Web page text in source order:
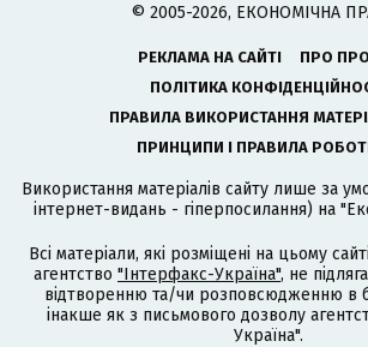
© 2005-2026, ЕКОНОМІЧНА
РЕКЛАМА НА САЙТІ
ПРО
ПОЛІТИКА
ПРАВИЛА ВИКОРИСТАННЯ
ПРИНЦИПИ І ПРАВИЛА
Використання матеріалів сайту лише за
інтернет-видань - гіперпосилання) на
Всі матеріали, які розміщені на цьому
агентство "Інтерфакс-Україна", не
відтворенню та/чи розповсюдженню в
інакше як з письмового дозволу
Україна".